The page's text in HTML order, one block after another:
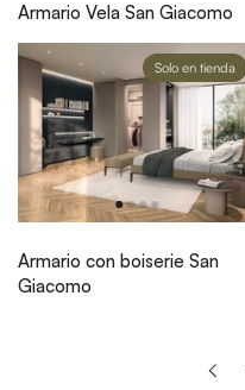
Armario Vela San Giacomo
Armario con boiserie San
Giacomo
Solo en tienda